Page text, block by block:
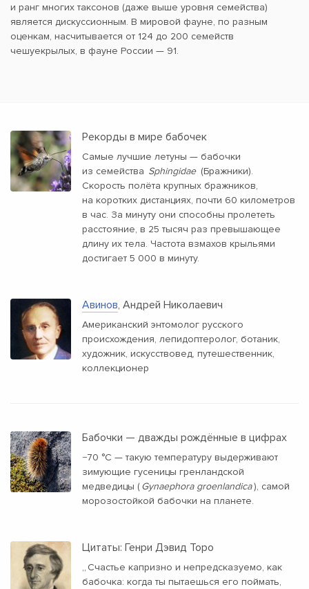
и ранг многих таксонов (даже выше уровня семейства)
является дискуссионным. В мировой фауне, по разным
оценкам, насчитывается от 124 до 200 семейств
чешуекрылых, в фауне России — 91.
Рекорды в мире бабочек
Самые лучшие летуны — бабочки
из семейства Sphingidae (Бражники).
Скорость полёта крупных бражников,
на коротких дистанциях, почти 60 километров
в час. За минуту они способны пролететь
расстояние, в 25 тысяч раз превышающее
длину их тела. Частота взмахов крыльями
достигает 5 000 в минуту.
Авинов, Андрей Николаевич
Американский энтомолог русского
происхождения, лепидоптеролог, ботаник,
художник, искусствовед, путешественник,
коллекционер
Бабочки — дважды рождённые в цифрах
−70 °C — такую температуру выдерживают
зимующие гусеницы гренландской
медведицы (Gynaephora groenlandica ), самой
морозостойкой бабочки на планете.
Цитаты: Генри Дэвид Торо
„ Счастье капризно и непредсказуемо, как
бабочка: когда ты пытаешься его поймать,